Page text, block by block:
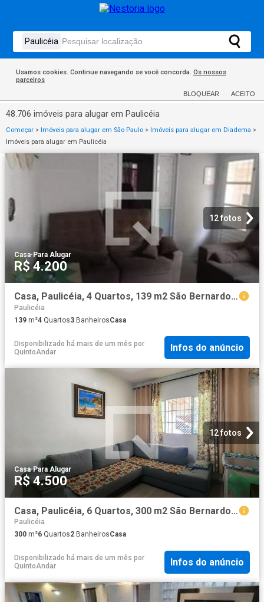
Usamos cookies. Continue navegando se você concorda. Os nossos
parceiros
BLOQUEAR ACEITO
48.706 imóveis para alugar em Paulicéia
Começar > Imóveis para alugar em São Paulo > Imóveis para alugar em Diadema >
Imóveis para alugar em Paulicéia
12 fotos
Casa· Para Alugar
R$ 4.200
Casa, Paulicéia, 4 Quartos, 139 m2 São Bernardo do Campo
Paulicéia
139 m²4 Quartos3 BanheirosCasa
Disponibilizado há mais de um mês por
QuintoAndar
Infos do anúncio
12 fotos
Casa·Para Alugar
R$ 4.500
Casa, Paulicéia, 6 Quartos, 300 m2 São Bernardo do Campo
Paulicéia
300 m²6 Quartos2 BanheirosCasa
Disponibilizado há mais de um mês por
QuintoAndar
Infos do anúncio